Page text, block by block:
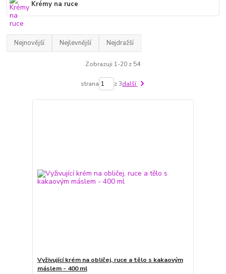
Krémy na ruce
Nejnovější Nejlevnější Nejdražší
Zobrazuji 1-20 z 54
strana z 3další
Vyživující krém na obličej, ruce a tělo s kakaovým
máslem - 400 ml